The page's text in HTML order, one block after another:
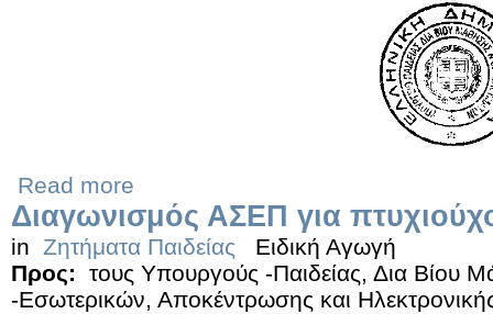
Read more
Διαγωνισμός ΑΣΕΠ για
in Ζητήματα Παιδείας
Ειδική Αγωγή
Προς:
τους Υπουργούς -Παιδείας, Δια Βίου
-Εσωτερικών, Αποκέντρωσης και